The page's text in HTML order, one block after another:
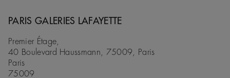
PARIS GALERIES LAFAYETTE
Premier Étage,
40 Boulevard Haussmann, 75009, Paris
Paris
75009